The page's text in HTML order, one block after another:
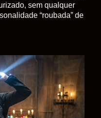
sem qualquer
“roubada” de